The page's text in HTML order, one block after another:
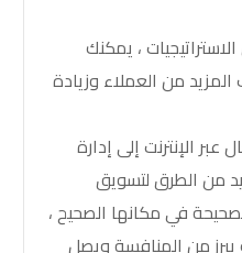
، يمكنك
من العملاء وزيادة
الإنترنت إلى إدارة
من الطرق لتسويق
في مكانها الصحيح ،
من المنافسة ويصل